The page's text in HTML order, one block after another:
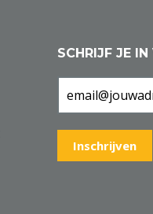
SCHRIJF JE